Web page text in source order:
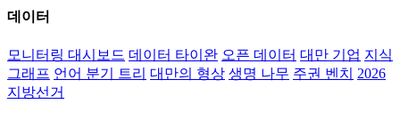
데이터
모니터링 대시보드 데이터 타이완 오픈 데이터 대만 기업 지식
그래프 언어 분기 트리 대만의 형상 생명 나무 주권 벤치
2026
지방선거